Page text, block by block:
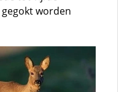
worden